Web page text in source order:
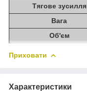
Тягове зусилля
Вага
Об'єм
Приховати
Характеристики